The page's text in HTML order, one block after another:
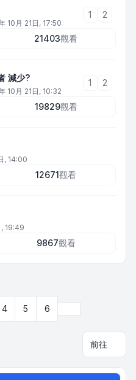
10月 21日, 17:50
1 2
21403觀看
減少?
10月 21日, 10:32
1 2
19829觀看
, 14:00
12671觀看
19:49
9867觀看
4 5 6
前往